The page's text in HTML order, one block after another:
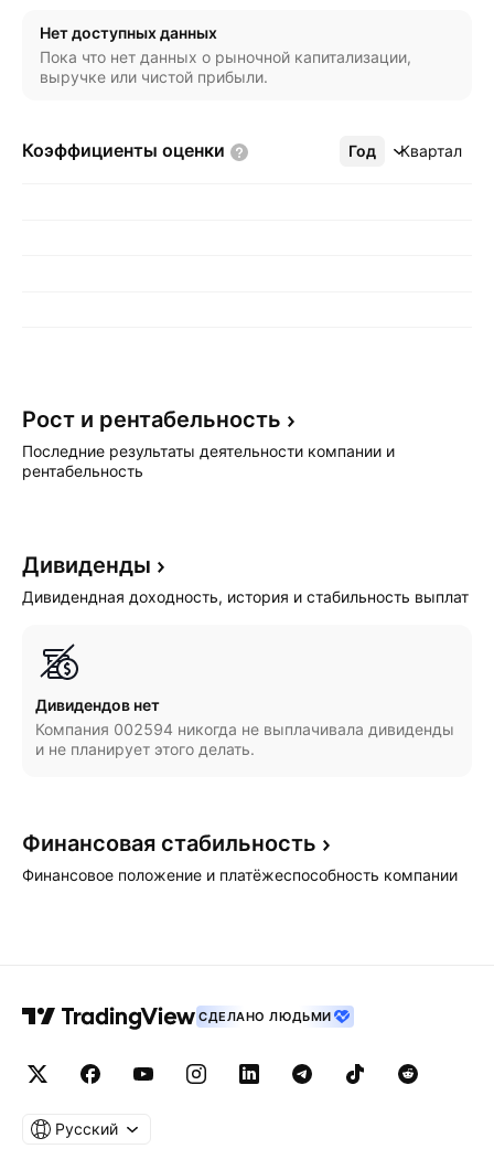
Нет доступных данных
Пока что нет данных о рыночной капитализации,
выручке или чистой прибыли.
Коэффициенты оценки Год Квартал
Ещё
Рост и рентабельность
Последние результаты деятельности компании и
рентабельность
Дивиденды
Дивидендная доходность, история и стабильность выплат
Дивидендов нет
Компания 002594 никогда не выплачивала дивиденды
и не планирует этого делать.
Финансовая стабильность
Финансовое положение и платёжеспособность компании
СДЕЛАНО ЛЮДЬМИ
Русский